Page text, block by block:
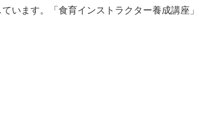
います。「食育インストラクター養成講座」